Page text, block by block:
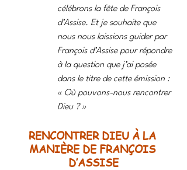
célébrons la fête de François
d’Assise. Et je souhaite que
nous nous laissions guider par
François d’Assise pour répondre
à la question que j’ai posée
dans le titre de cette émission :
« Où pouvons-nous rencontrer
Dieu ? »
RENCONTRER DIEU À LA
MANIÈRE DE FRANÇOIS
D’ASSISE